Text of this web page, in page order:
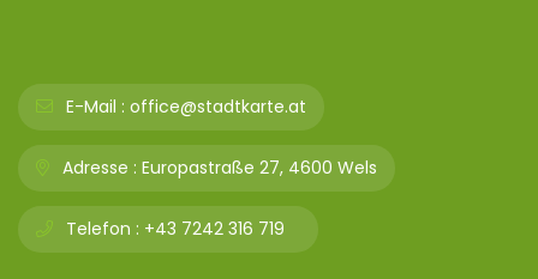
E-Mail : office@stadtkarte.at
Adresse : Europastraße 27, 4600 Wels
Telefon : +43 7242 316 719